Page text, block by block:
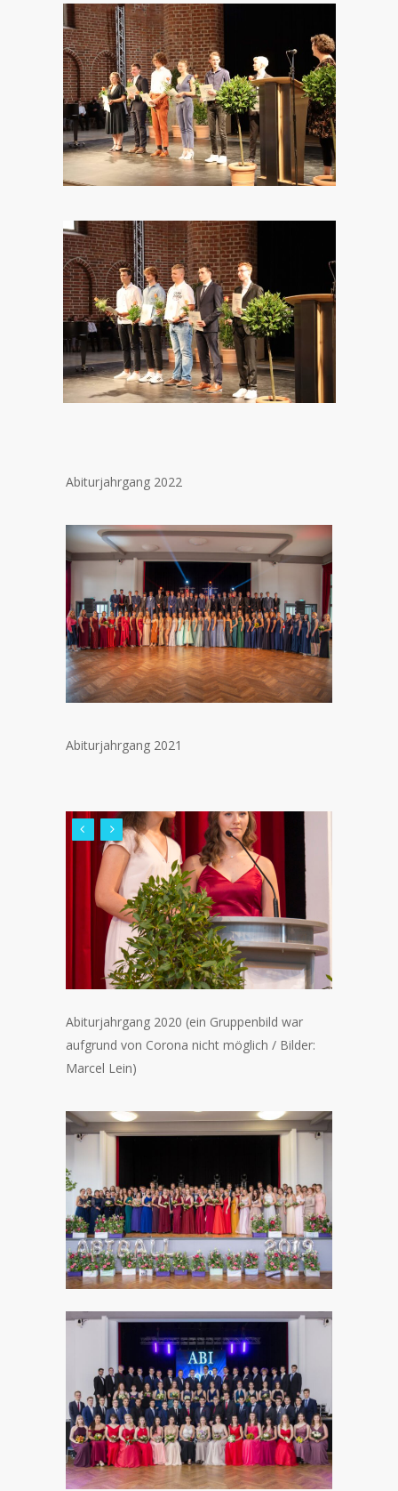
Abiturjahrgang 2022
Abiturjahrgang 2021
Abiturjahrgang 2020 (ein Gruppenbild war
aufgrund von Corona nicht möglich / Bilder:
Marcel Lein)